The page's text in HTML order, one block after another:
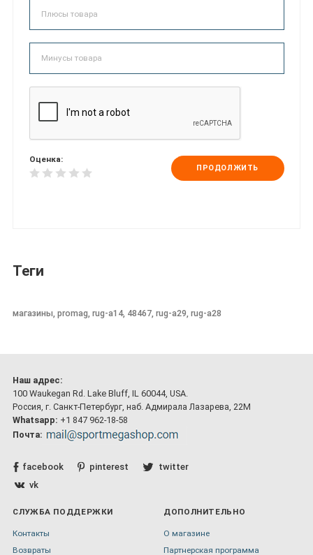
Оценка:
ПРОДОЛЖИТЬ
Теги
магазины, promag, rug-a14, 48467, rug-a29, rug-a28
Наш адрес:
100 Waukegan Rd. Lake Bluff, IL 60044, USA.
Россия, г. Санкт-Петербург, наб. Адмирала Лазарева, 22М
Whatsapp: +1 847 962-18-58
Почта:
facebook pinterest
twitter
vk
СЛУЖБА ПОДДЕРЖКИ
Контакты
Возвраты
ДОПОЛНИТЕЛЬНО
О магазине
Партнерская программа